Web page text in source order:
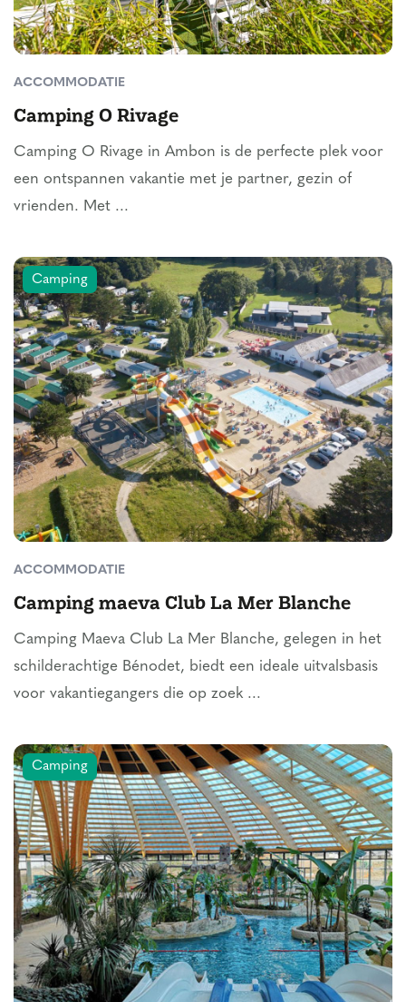
ACCOMMODATIE
Camping O Rivage
Camping O Rivage in Ambon is de perfecte plek voor
een ontspannen vakantie met je partner, gezin of
vrienden. Met ...
Camping
ACCOMMODATIE
Camping maeva Club La Mer Blanche
Camping Maeva Club La Mer Blanche, gelegen in het
schilderachtige Bénodet, biedt een ideale uitvalsbasis
voor vakantiegangers die op zoek ...
Camping